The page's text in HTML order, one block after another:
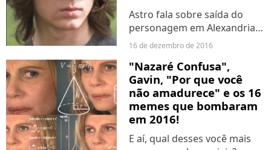
Astro fala sobre saída do
personagem em Alexandria e
mais!
16 de dezembro de 2016
"Nazaré Confusa",
Gavin, "Por que você
não amadurece" e os 16
memes que bombaram
em 2016!
E aí, qual desses você mais